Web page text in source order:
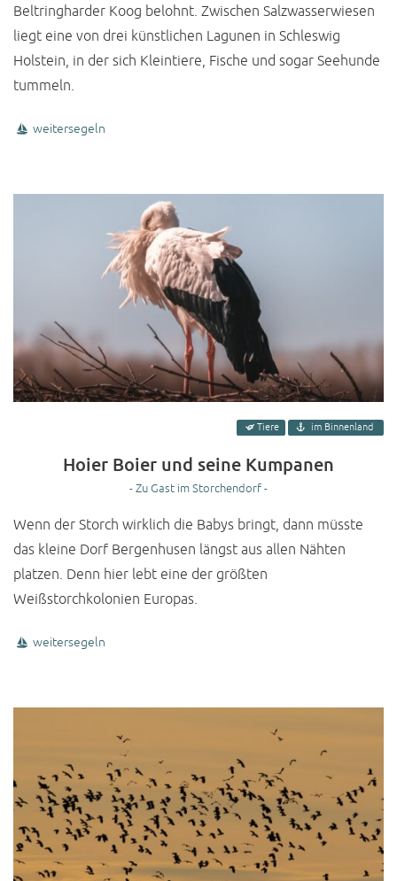
Beltringharder Koog belohnt. Zwischen Salzwasserwiesen
liegt eine von drei künstlichen Lagunen in Schleswig
Holstein, in der sich Kleintiere, Fische und sogar Seehunde
tummeln.
weitersegeln
Tiere im Binnenland
Hoier Boier und seine Kumpanen
- Zu Gast im Storchendorf -
Wenn der Storch wirklich die Babys bringt, dann müsste
das kleine Dorf Bergenhusen längst aus allen Nähten
platzen. Denn hier lebt eine der größten
Weißstorchkolonien Europas.
weitersegeln